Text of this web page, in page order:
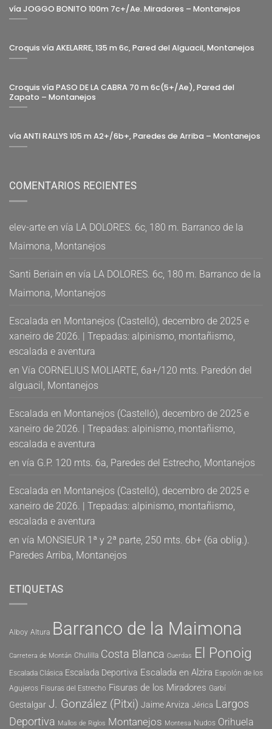
vía JOGGO BONITO 100m 7c+/Ae. Miradores – Montanejos
Croquis vía AKELARRE, 135 m 6c, Pared del Alguacil, Montanejos
Croquis vía PASO DE LA CABRA 70 m 6c(5+/Ae), Pared del
Zapato – Montanejos
vía ANTI RALLYS 105 m A2+/6b+, Paredes de Arriba – Montanejos
COMENTARIOS RECIENTES
elev-arte en vía LA DOLORES. 6c, 180 m. Barranco de la
Maimona, Montanejos
Santi Beriain en vía LA DOLORES. 6c, 180 m. Barranco de la
Maimona, Montanejos
Escalada en Montanejos (Castelló), decembro de 2025 e
xaneiro de 2026. | Trepadas: alpinismo, montañismo,
escalada e aventura
en Vía CORNELIUS MOLIARTE, 6a+/120 mts. Paredón del
alguacil, Montanejos
Escalada en Montanejos (Castelló), decembro de 2025 e
xaneiro de 2026. | Trepadas: alpinismo, montañismo,
escalada e aventura
en vía G.P. 120 mts. 6a, Paredes del Estrecho, Montanejos
Escalada en Montanejos (Castelló), decembro de 2025 e
xaneiro de 2026. | Trepadas: alpinismo, montañismo,
escalada e aventura
en vía MONSIEUR 1ª y 2ª parte, 250 mts. 6b+ (6a oblig.).
Paredes Arriba, Montanejos
ETIQUETAS
Alboy Altura Barranco de la Maimona
Carretera de Montán Chulilla Costa Blanca Cuerdas El Ponoig
Escalada Clásica Escalada Deportiva Escalada en Alzira Espolón de los
Agujeros Fisuras del Estrecho Fisuras de los Miradores Garbí
Gestalgar J. González (Pitxi) Jaime Arviza Jérica Largos
Deportiva Mallos de Riglos Montanejos Montesa Nudos Orihuela